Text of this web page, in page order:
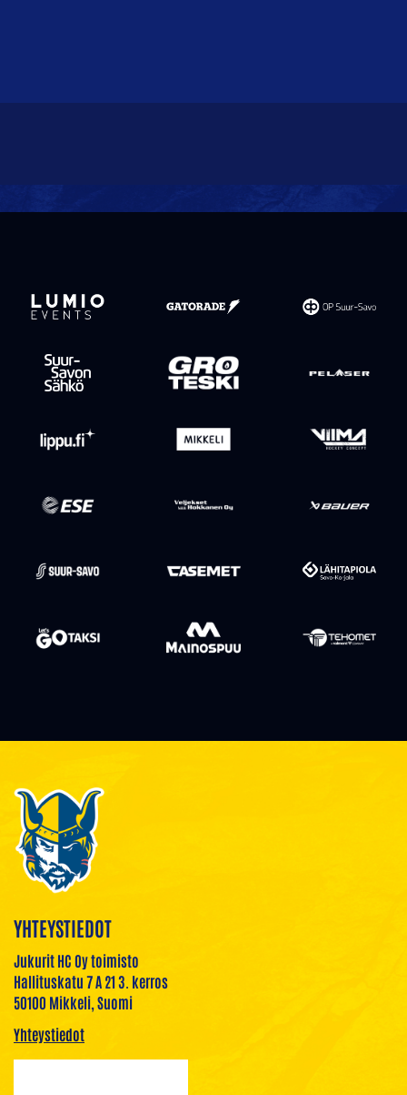
YHTEYSTIEDOT
Jukurit HC Oy toimisto
Hallituskatu 7 A 21 3. kerros
50100 Mikkeli, Suomi
Yhteystiedot